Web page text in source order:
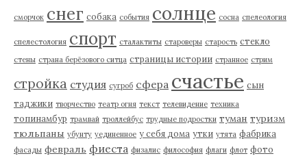
сморчок снег собака события солнце сосна спелеология
спелестология спорт сталактиты староверы старость стекло
стены страна берёзового ситца страницы истории странное стрим
стройка студия сугроб сфера счастье сын
таджики творчество театр огня текст телевидение техника
топинамбур трамвай троллейбус трудные подростки туман туризм
тюльпаны убунту уединенное у себя дома утки утята фабрика
фасады февраль фиеста физалис философия флаги флот фото